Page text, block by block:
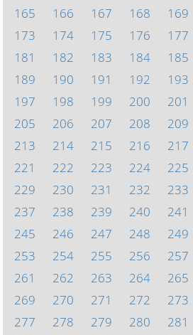
165
166 167 168 169
173
174 175 176 177
181
182 183 184 185
189
190 191 192 193
197
198 199 200 201
205
206 207 208 209
213
214 215 216 217
221
222 223 224 225
229
230 231 232 233
237
238 239 240 241
245
246 247 248 249
253
254 255 256 257
261
262 263 264 265
269
270 271 272 273
277
278 279 280 281